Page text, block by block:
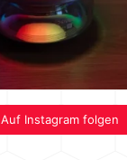
Auf Instagram folgen